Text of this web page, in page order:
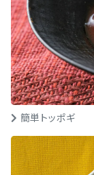
簡単トッポギ